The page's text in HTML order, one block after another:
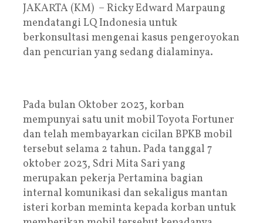
JAKARTA (KM) – Ricky Edward Marpaung
mendatangi LQ Indonesia untuk
berkonsultasi mengenai kasus pengeroyokan
dan pencurian yang sedang dialaminya.
Pada bulan Oktober 2023, korban
mempunyai satu unit mobil Toyota Fortuner
dan telah membayarkan cicilan BPKB mobil
tersebut selama 2 tahun. Pada tanggal 7
oktober 2023, Sdri Mita Sari yang
merupakan pekerja Pertamina bagian
internal komunikasi dan sekaligus mantan
isteri korban meminta kepada korban untuk